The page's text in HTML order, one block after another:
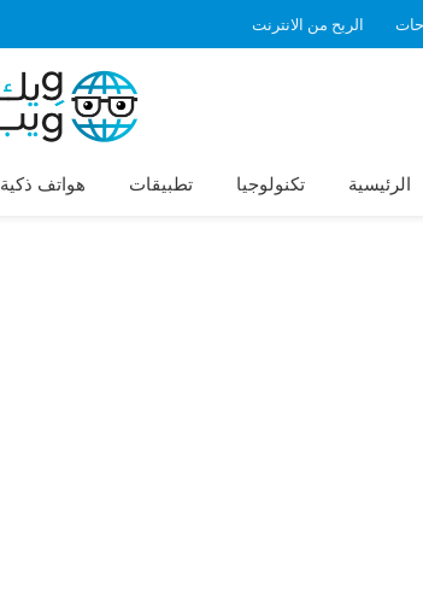
الربح من الانترنت
الرئيسية تكنولوجيا تطبيقات هواتف ذكية